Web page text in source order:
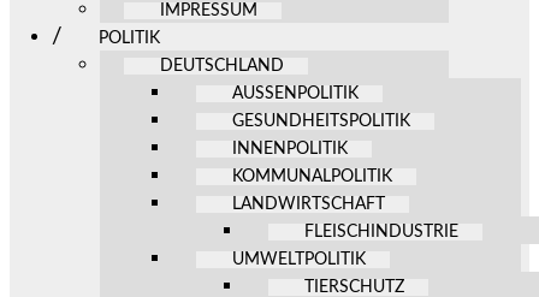
IMPRESSUM
POLITIK
DEUTSCHLAND
AUSSENPOLITIK
GESUNDHEITSPOLITIK
INNENPOLITIK
KOMMUNALPOLITIK
LANDWIRTSCHAFT
FLEISCHINDUSTRIE
UMWELTPOLITIK
TIERSCHUTZ